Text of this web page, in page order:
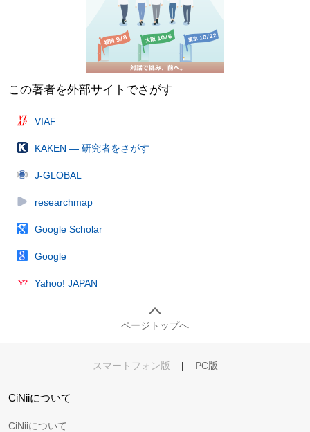
この著者を外部サイトでさがす
VIAF
KAKEN — 研究者をさがす
J-GLOBAL
researchmap
Google Scholar
Google
Yahoo! JAPAN
ページトップへ
スマートフォン版 | PC版
CiNiiについて
CiNiiについて